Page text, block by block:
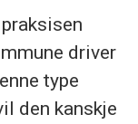
driver
type
den kanskje